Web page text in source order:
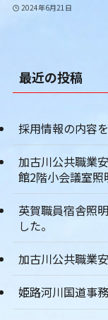
2024年6月21日
最近の投稿
採用情報の内容
加古川公共職業
館2階小会議室照
英賀職員宿舎照
した。
加古川公共職業
姫路河川国道事